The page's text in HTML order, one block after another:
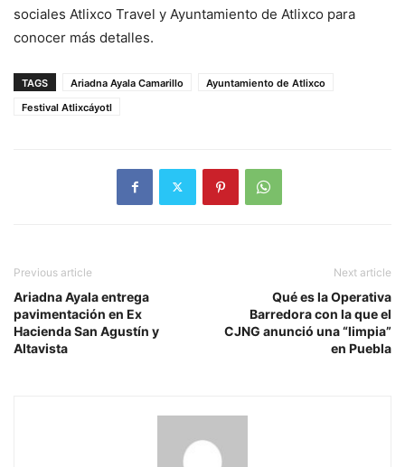
sociales Atlixco Travel y Ayuntamiento de Atlixco para
conocer más detalles.
TAGS Ariadna Ayala Camarillo
Ayuntamiento de Atlixco
Festival Atlixcáyotl
Previous article
Ariadna Ayala entrega
pavimentación en Ex
Hacienda San Agustín y
Altavista
Next article
Qué es la Operativa
Barredora con la que el
CJNG anunció una “limpia”
en Puebla